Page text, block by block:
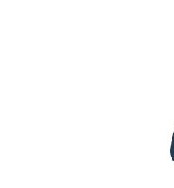
ESITA